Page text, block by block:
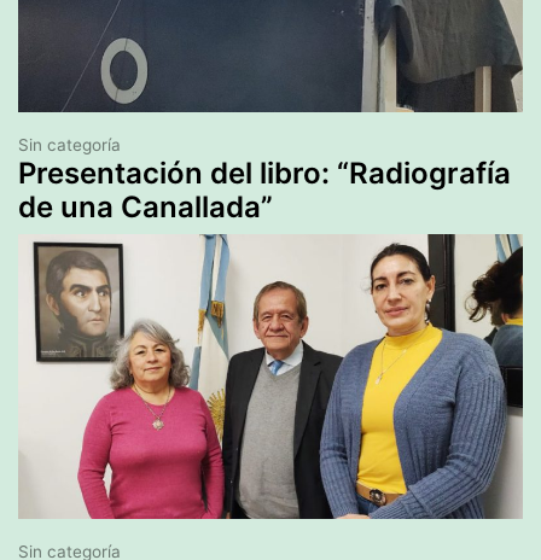
Presentación del libro: “Radiografía
de una Canallada”
Sin categoría
Sin categoría